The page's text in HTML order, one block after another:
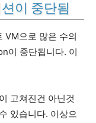
이 중단됨
VM으로 많은 수의
이 중단됩니다. 이
고쳐진건 아닌것
있습니다. 이상으